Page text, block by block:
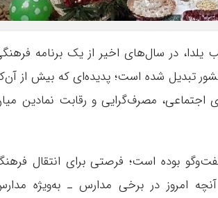
در سال‌های اخیر از یک برنامه
تبدیل شده است؛ پدیده‌ای که بیش از
اجتماعی، مصرف‌گرایی و رقابت نمادین
بوده است؛ فرصتی برای انتقال
امروز در برخی مدارس ـ به‌ویژه